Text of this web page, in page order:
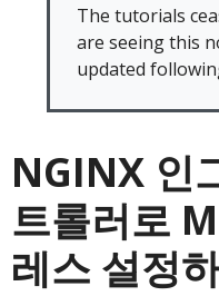
The tutorials
are seeing this
updated
NGINX 인
트롤러로
레스 설정